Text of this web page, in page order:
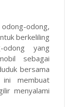
odong-odong,
berkeliling
odong yang
sebagai
bersama
membuat
menyalami